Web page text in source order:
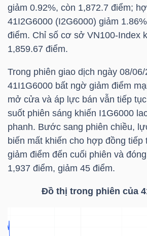
giảm 0.92%, còn 1,872.7 điểm;
41I2G6000 (I2G6000) giảm
điểm. Chỉ số cơ sở VN100-Index
1,859.67 điểm.
Trong phiên giao dịch ngày 08/
41I1G6000 bất ngờ giảm điểm
mở cửa và áp lực bán vẫn tiếp
suốt phiên sáng khiến I1G6000
phanh. Bước sang phiên chiều,
biến mất khiến cho hợp đồng tiếp
giảm điểm đến cuối phiên và
1,937 điểm, giảm 45 điểm.
Đồ thị trong phiên của
ĐÔNG
TÀI
CHÍNH
CÁ
NHÂN